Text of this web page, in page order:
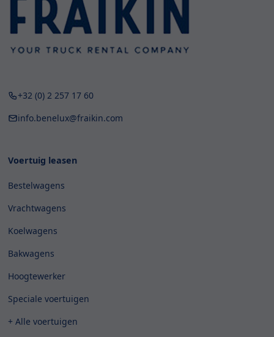
+32 (0) 2 257 17 60
info.benelux@fraikin.com
Voertuig leasen
Bestelwagens
Vrachtwagens
Koelwagens
Bakwagens
Hoogtewerker
Speciale voertuigen
+ Alle voertuigen